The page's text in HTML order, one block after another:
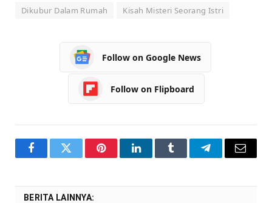
Dikubur Dalam Rumah Kisah Misteri Seorang Istri
Follow on Google News
Follow on Flipboard
FacebookTwitter PinterestLinkedInTumblr TelegramEmail
BERITA LAINNYA: